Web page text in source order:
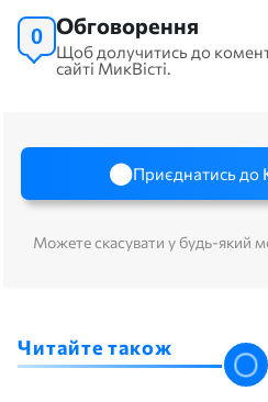
0 Обговорення
Щоб долучитись до
сайті МикВісті.
Приєднатись до
Можете скасувати у будь-який
Читайте також